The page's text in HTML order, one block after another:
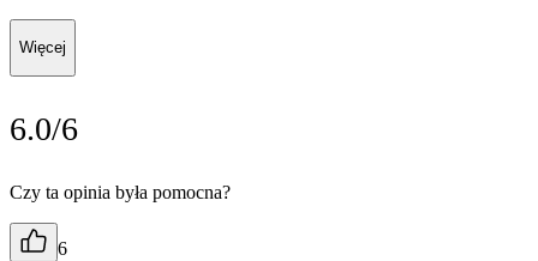
Więcej
6.0/6
Czy ta opinia była pomocna?
6